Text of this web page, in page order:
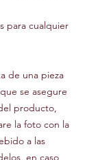
para cualquier
de una pieza
se asegure
producto,
la foto con la
a las
en caso